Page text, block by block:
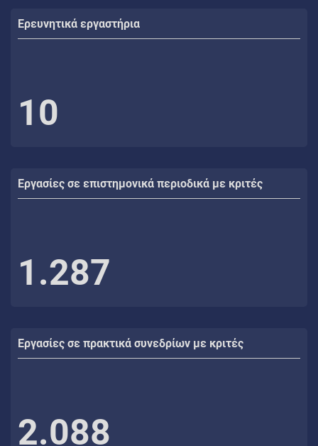
Ερευνητικά εργαστήρια
10
Εργασίες σε επιστημονικά περιοδικά με κριτές
1.287
Εργασίες σε πρακτικά συνεδρίων με κριτές
2.088